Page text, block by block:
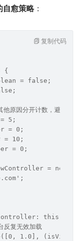
自愈策略：
{
= false;
原因分开计数，避免互相
5;
= 0;
= 10;
= 0;
= new
复无效加载
1.0],
复制代码